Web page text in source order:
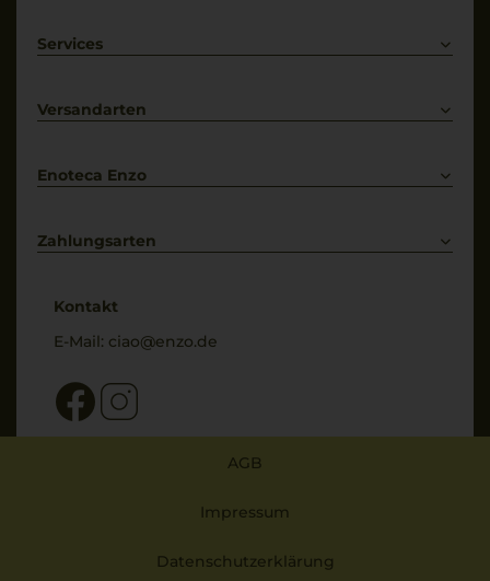
Weißwein
Services
Kontakt
Versandarten
Enoteca Enzo
Bewertungs-Richtlinien
Zahlungsarten
Kontakt
E-Mail: ciao@enzo.de
AGB
Impressum
Datenschutzerklärung